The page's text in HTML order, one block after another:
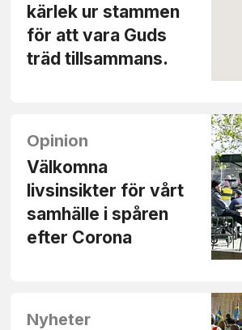
kärlek ur stammen
för att vara Guds
träd tillsammans.
Opinion
Välkomna
livsinsikter för vårt
samhälle i spåren
efter Corona
Nyheter